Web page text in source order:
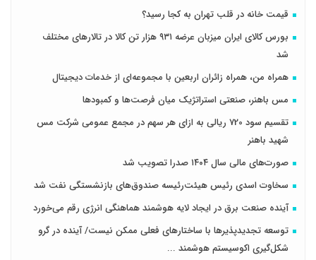
قیمت خانه در قلب تهران به کجا رسید؟
بورس کالای ایران میزبان عرضه ۹۳۱ هزار تن کالا در تالارهای مختلف
شد
همراه من، همراه زائران اربعین با مجموعه‌ای از خدمات دیجیتال
مس باهنر، صنعتی استراتژیک میان فرصت‌ها و کمبودها
تقسیم سود 720 ریالی به ازای هر سهم در مجمع عمومی شرکت مس
شهید باهنر
صورت‌های مالی سال ۱۴۰۴ صدرا تصویب شد
سخاوت اسدی رئیس هیئت‌رئیسه صندوق‌های بازنشستگی نفت شد
آینده صنعت برق در ایجاد لایه هوشمند هماهنگی انرژی رقم می‌خورد
توسعه تجدیدپذیرها با ساختارهای فعلی ممکن نیست/ آینده در گرو
شکل‌گیری اکوسیستم هوشمند ...